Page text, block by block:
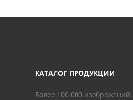
КАТАЛОГ ПРОДУКЦИИ
Более 100 000 изображений